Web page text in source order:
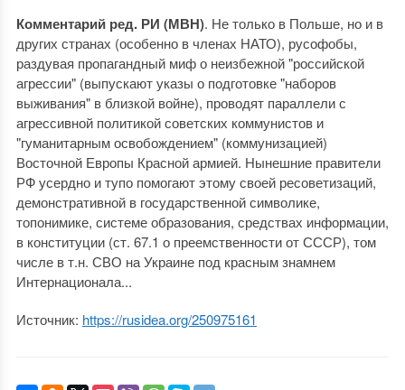
Комментарий ред. РИ (МВН). Не только в Польше, но и в
других странах (особенно в членах НАТО), русофобы,
раздувая пропагандный миф о неизбежной "российской
агрессии" (выпускают указы о подготовке "наборов
выживания" в близкой войне), проводят параллели с
агрессивной политикой советских коммунистов и
"гуманитарным освобождением" (коммунизацией)
Восточной Европы Красной армией. Нынешние правители
РФ усердно и тупо помогают этому своей ресоветизаций,
демонстративной в государственной символике,
топонимике, системе образования, средствах информации,
в конституции (ст. 67.1 о преемственности от СССР), том
числе в т.н. СВО на Украине под красным знамнем
Интернационала...
Источник: https://rusidea.org/250975161